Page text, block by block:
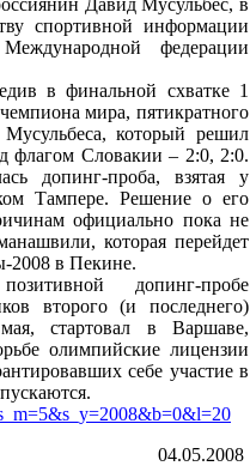
спортивной информации
федерации
в финальной схватке 1
мира, пятикратного
который решил
флагом Словакии – 2:0, 2:0.
допинг-проба, взятая у
Тампере. Решение о его
официально пока не
которая перейдет
2008 в Пекине.
допинг-пробе
второго (и последнего)
стартовал в Варшаве,
олимпийские лицензии
себе участие в
04.05.2008